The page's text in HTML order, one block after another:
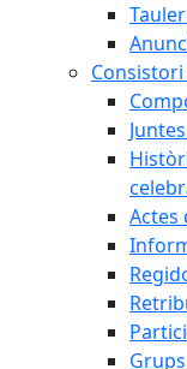
Actes